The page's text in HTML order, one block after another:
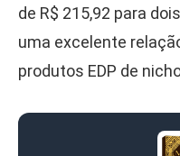
de R$ 215,92 para
uma excelente
produtos EDP de